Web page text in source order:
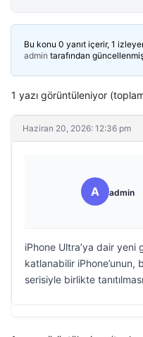
Bu konu 0 yanıt içerir, 1
admin tarafından
1 yazı görüntüleniyor
Haziran 20, 2026: 12:36 pm
A admin
iPhone Ultra’ya dair yeni
katlanabilir iPhone’unun,
serisiyle birlikte